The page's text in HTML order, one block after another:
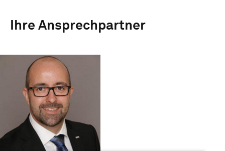
Ihre Ansprechpartner